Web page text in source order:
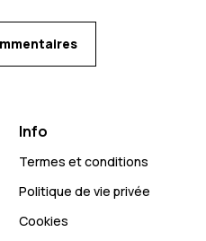
Info
Termes et conditions
Politique de vie privée
Cookies